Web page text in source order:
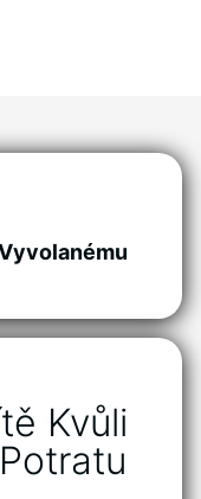
Kvůli